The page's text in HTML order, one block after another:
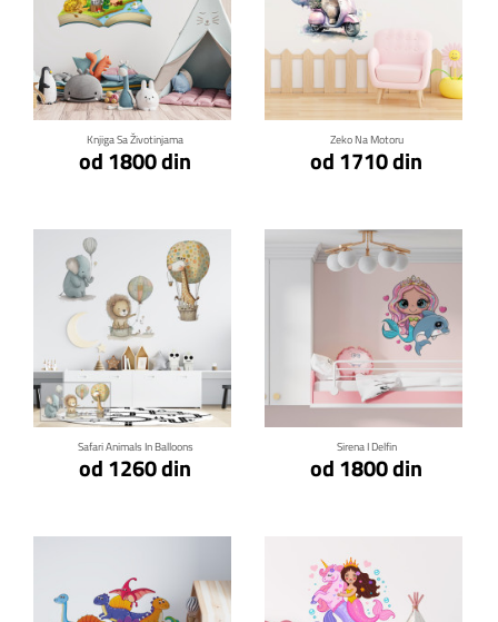
Knjiga Sa Životinjama
od 1800 din
Klikni za detalje
Zeko Na Motoru
od 1710 din
Klikni za detalje
Safari Animals In Balloons
od 1260 din
Klikni za detalje
Sirena I Delfin
od 1800 din
Klikni za detalje